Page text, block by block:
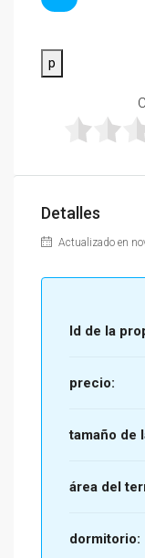
p
Detalles
Actualizado en
Id de la
precio:
tamaño de
área del
dormitorio: